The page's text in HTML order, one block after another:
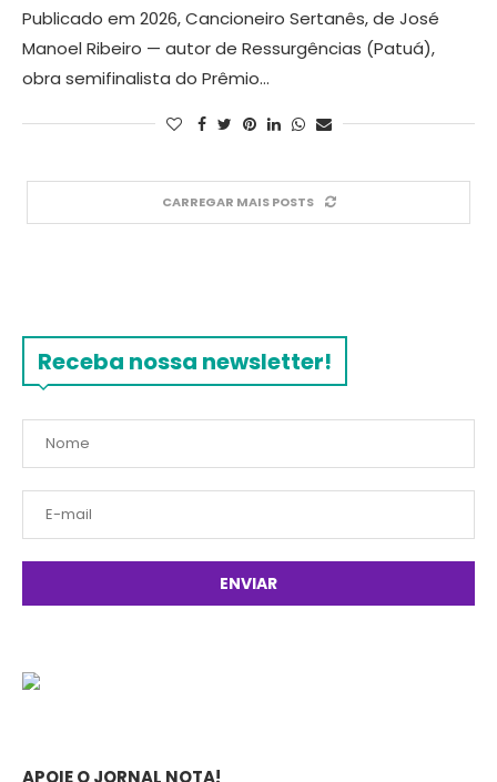
Publicado em 2026, Cancioneiro Sertanês, de José
Manoel Ribeiro — autor de Ressurgências (Patuá),
obra semifinalista do Prêmio…
CARREGAR MAIS POSTS
Receba nossa newsletter!
APOIE O JORNAL NOTA!